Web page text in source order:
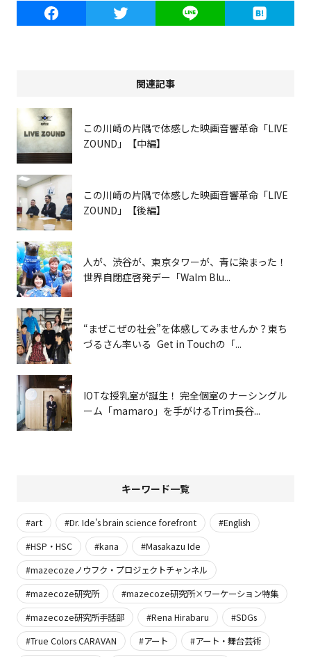
関連記事
この川崎の片隅で体感した映画音響革命「LIVE
ZOUND」【中編】
この川崎の片隅で体感した映画音響革命「LIVE
ZOUND」【後編】
人が、渋谷が、東京タワーが、青に染まった！
世界自閉症啓発デー「Walm Blu...
“まぜこぜの社会”を体感してみませんか？東ち
づるさん率いる Get in Touchの「...
IOTな授乳室が誕生！ 完全個室のナーシングル
ーム「mamaro」を手がけるTrim長谷...
キーワード一覧
#art #Dr. Ide's brain science forefront
#English
#HSP・HSC
#kana
#Masakazu Ide
#mazecozeノウフク・プロジェクトチャンネル
#mazecoze研究所
#mazecoze研究所×ワーケーション特集
#mazecoze研究所手話部
#Rena Hirabaru
#SDGs
#True Colors CARAVAN
#アート
#アート・舞台芸術